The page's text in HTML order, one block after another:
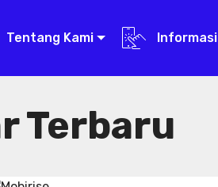
Tentang Kami Informasi
Terbaru